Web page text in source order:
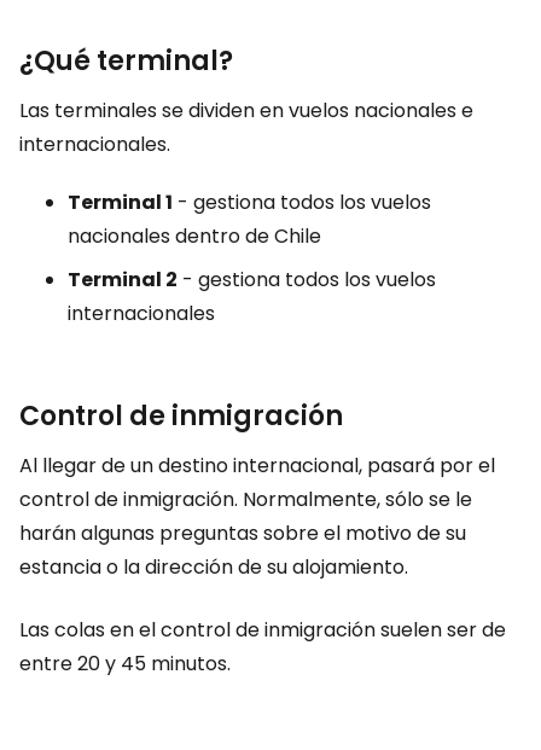
¿Qué terminal?
Las terminales se dividen en vuelos nacionales e
internacionales.
Terminal 1 - gestiona todos los vuelos
nacionales dentro de Chile
Terminal 2 - gestiona todos los vuelos
internacionales
Control de inmigración
Al llegar de un destino internacional, pasará por el
control de inmigración. Normalmente, sólo se le
harán algunas preguntas sobre el motivo de su
estancia o la dirección de su alojamiento.
Las colas en el control de inmigración suelen ser de
entre 20 y 45 minutos.